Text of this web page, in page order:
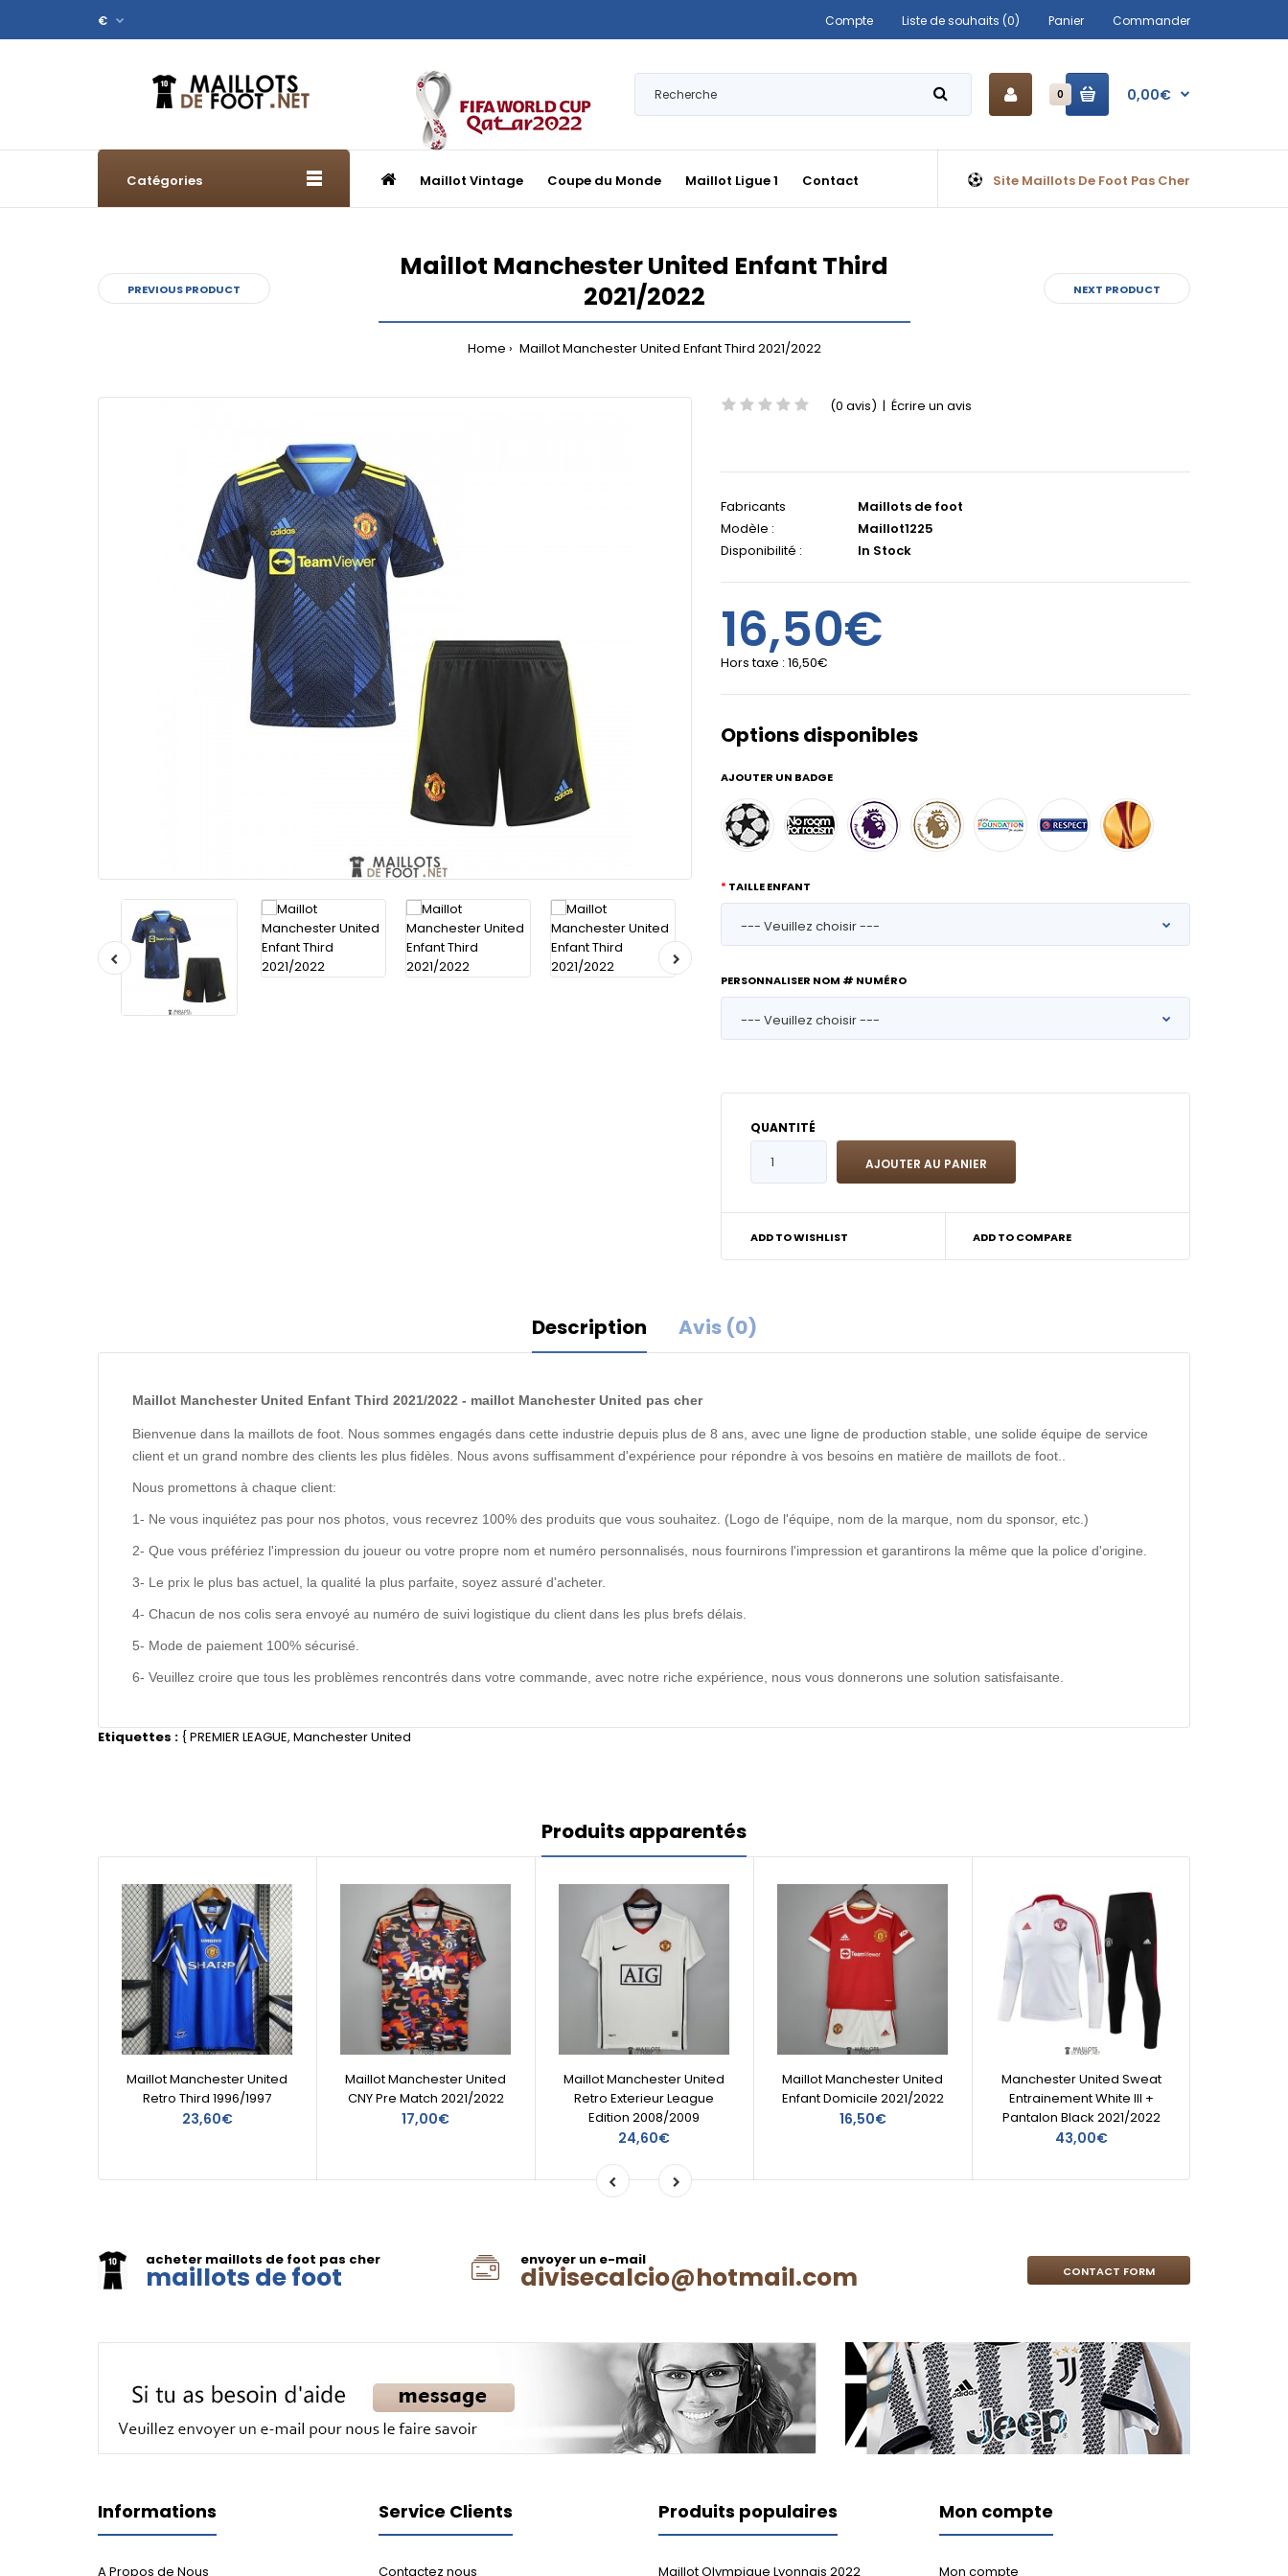
Compte Liste de souhaits (0) Panier Commander
€
0 0,00€
Catégories Maillot Vintage Coupe du Monde Maillot Ligue 1 Contact Site Maillots De Foot Pas Cher
PREVIOUS PRODUCT
Maillot Manchester United Enfant Third
2021/2022
Home Maillot Manchester United Enfant Third 2021/2022
NEXT PRODUCT
(0 avis) | Écrire un avis
Fabricants
Maillots de foot
Modèle :
Maillot1225
Disponibilité :
In Stock
16,50€
Hors taxe : 16,50€
Options disponibles
AJOUTER UN BADGE
TAILLE ENFANT
PERSONNALISER NOM # NUMÉRO
QUANTITÉ
ADD TO WISHLIST ADD TO COMPARE
Description Avis (0)
Maillot Manchester United Enfant Third 2021/2022 - maillot Manchester United pas cher
Bienvenue dans la maillots de foot. Nous sommes engagés dans cette industrie depuis plus de 8 ans, avec une ligne de production stable, une solide équipe de service
client et un grand nombre des clients les plus fidèles. Nous avons suffisamment d'expérience pour répondre à vos besoins en matière de maillots de foot..
Nous promettons à chaque client:
1- Ne vous inquiétez pas pour nos photos, vous recevrez 100% des produits que vous souhaitez. (Logo de l'équipe, nom de la marque, nom du sponsor, etc.)
2- Que vous préfériez l'impression du joueur ou votre propre nom et numéro personnalisés, nous fournirons l'impression et garantirons la même que la police d'origine.
3- Le prix le plus bas actuel, la qualité la plus parfaite, soyez assuré d'acheter.
4- Chacun de nos colis sera envoyé au numéro de suivi logistique du client dans les plus brefs délais.
5- Mode de paiement 100% sécurisé.
6- Veuillez croire que tous les problèmes rencontrés dans votre commande, avec notre riche expérience, nous vous donnerons une solution satisfaisante.
Etiquettes : {PREMIER LEAGUE, Manchester United
Produits apparentés
Maillot Manchester United
Retro Third 1996/1997
23,60€
Maillot Manchester United
CNY Pre Match 2021/2022
17,00€
Maillot Manchester United
Retro Exterieur League
Edition 2008/2009
24,60€
Maillot Manchester United
Enfant Domicile 2021/2022
16,50€
Manchester United Sweat
Entrainement White III +
Pantalon Black 2021/2022
43,00€
acheter maillots de foot pas cher
maillots de foot
envoyer un e-mail
divisecalcio@hotmail.com CONTACT FORM
Informations
A Propos de Nous
Service Clients
Contactez nous
Produits populaires
Maillot Olympique Lyonnais 2022
Mon compte
Mon compte